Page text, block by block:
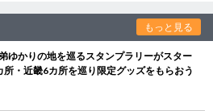
もっと見る
ゆかりの地を巡るスタンプラリーがスター
・近畿6カ所を巡り限定グッズをもらおう